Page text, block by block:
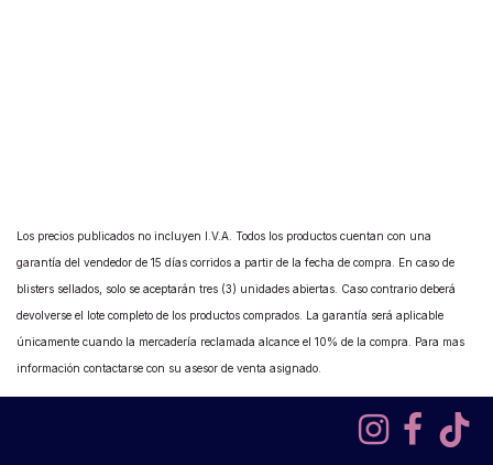
Los precios publicados no incluyen I.V.A. Todos los productos cuentan con una
garantía del vendedor de 15 días corridos a partir de la fecha de compra. En caso de
blisters sellados, solo se aceptarán tres (3) unidades abiertas. Caso contrario deberá
devolverse el lote completo de los productos comprados. La garantía será aplicable
únicamente cuando la mercadería reclamada alcance el 10% de la compra. Para mas
información contactarse con su asesor de venta asignado.